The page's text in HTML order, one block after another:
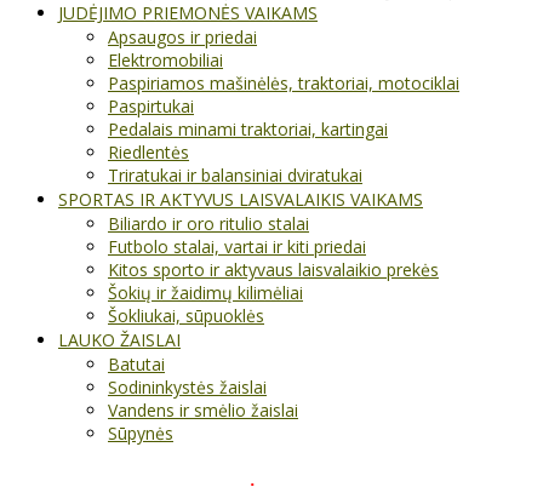
JUDĖJIMO PRIEMONĖS VAIKAMS
Apsaugos ir priedai
Elektromobiliai
Paspiriamos mašinėlės, traktoriai, motociklai
Paspirtukai
Pedalais minami traktoriai, kartingai
Riedlentės
Triratukai ir balansiniai dviratukai
SPORTAS IR AKTYVUS LAISVALAIKIS VAIKAMS
Biliardo ir oro ritulio stalai
Futbolo stalai, vartai ir kiti priedai
Kitos sporto ir aktyvaus laisvalaikio prekės
Šokių ir žaidimų kilimėliai
Šokliukai, sūpuoklės
LAUKO ŽAISLAI
Batutai
Sodininkystės žaislai
Vandens ir smėlio žaislai
Sūpynės